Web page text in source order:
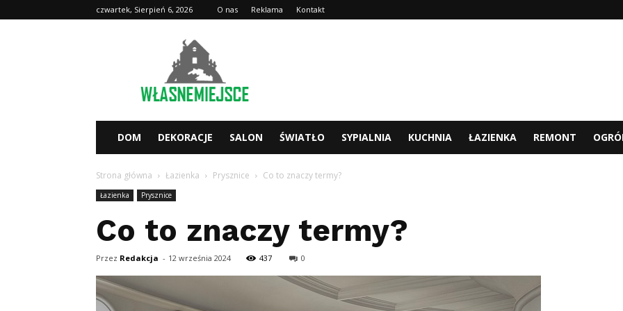
czwartek, Sierpień 6, 2026 O nas Reklama Kontakt
WlasneMiejsce.pl
DOM DEKORACJE SALON ŚWIATŁO SYPIALNIA KUCHNIA ŁAZIENKA REMONT
Strona główna Łazienka Prysznice Co to znaczy termy?
Łazienka Prysznice
Co to znaczy termy?
Przez Redakcja - 12 września 2024 437 0